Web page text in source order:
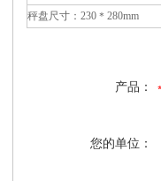
秤盘尺寸：230＊280mm
产品：
您的单位：